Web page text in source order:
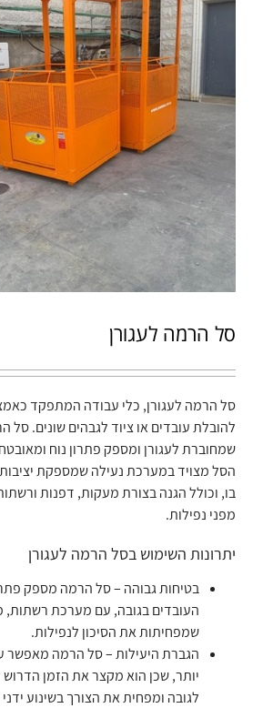
סל הרמה לעגורן
סל הרמה לעגורן, כלי עבודה המתפקד
להובלת עובדים או ציוד לגבהים שונים.
שמחוברת לעגורן ומספק פתרון נוח
הסל מצויד במערכת נעילה שמספקת
בו, וכולל הגנה בצורת מעקות, דפנות
מפני נפילות.
יתרונות השימוש בסל הרמה לעגורן
בטיחות גבוהה – סל הרמה מספק
העובדים בגובה, עם מערכת רשתות,
שמפחיתות את הסיכון לנפילות.
הגברת היעילות – סל הרמה מאפשר
יותר, שכן הוא מקצר את הזמן הדרוש
לגובה ומפחית את הצורך בשינוע